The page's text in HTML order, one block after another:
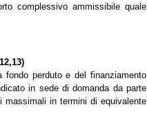
complessivo ammissibile quale
fondo perduto e del finanziamento
in sede di domanda da parte
massimali in termini di equivalente